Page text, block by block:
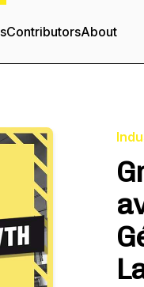
ContributorsAbout